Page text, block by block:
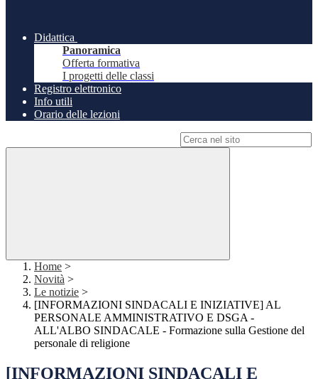
Didattica
Panoramica
Offerta formativa
I progetti delle classi
Registro elettronico
Info utili
Orario delle lezioni
Home >
Novità >
Le notizie >
[INFORMAZIONI SINDACALI E INIZIATIVE] AL
PERSONALE AMMINISTRATIVO E DSGA -
ALL'ALBO SINDACALE - Formazione sulla Gestione del
personale di religione
[INFORMAZIONI SINDACALI E